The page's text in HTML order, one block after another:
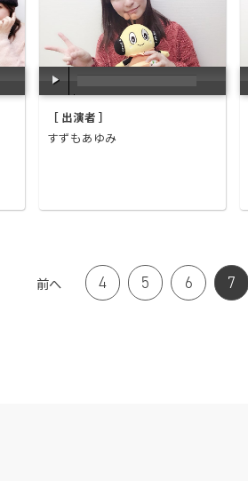
［ 出演者 ］
すずもあゆみ
前へ 4 5 6 7